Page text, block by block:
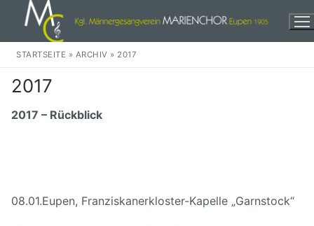
Inhalt
springen
Wir
STARTSEITE » ARCHIV » 2017
2017
2017 – Rückblick
08.01.Eupen, Franziskanerkloster-Kapelle „Garnstock“